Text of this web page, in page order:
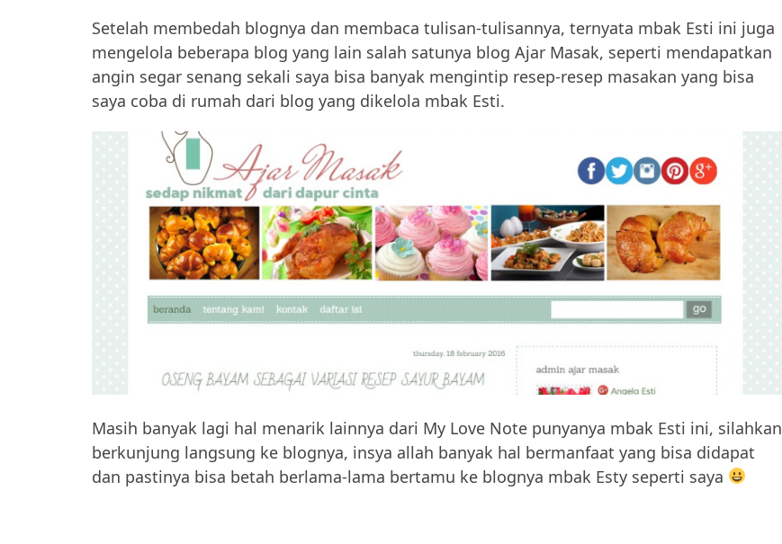
Setelah membedah blognya dan membaca tulisan-tulisannya, ternyata mbak Esti ini juga
mengelola beberapa blog yang lain salah satunya blog Ajar Masak, seperti mendapatkan
angin segar senang sekali saya bisa banyak mengintip resep-resep masakan yang bisa
saya coba di rumah dari blog yang dikelola mbak Esti.
Masih banyak lagi hal menarik lainnya dari My Love Note punyanya mbak Esti ini, silahkan
berkunjung langsung ke blognya, insya allah banyak hal bermanfaat yang bisa didapat
dan pastinya bisa betah berlama-lama bertamu ke blognya mbak Esty seperti saya